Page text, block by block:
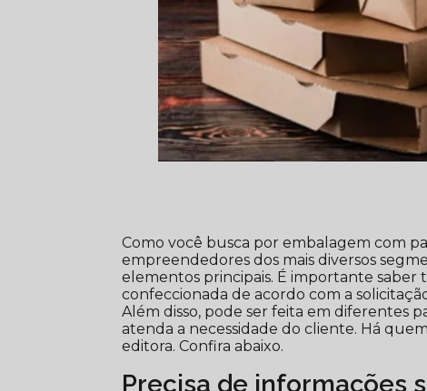
Como você busca por embalagem com
empreendedores dos mais diversos
elementos principais. É importante
confeccionada de acordo com a
Além disso, pode ser feita em diferentes
atenda a necessidade do cliente. Há
editora. Confira abaixo.
Precisa de informações